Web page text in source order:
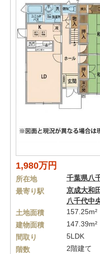
1,980万円
所在地 千葉県八
最寄り駅
京成大和
八千代中
土地面積
157.25m²
建物面積
147.39m²
間取り
5LDK
階数
2階建て